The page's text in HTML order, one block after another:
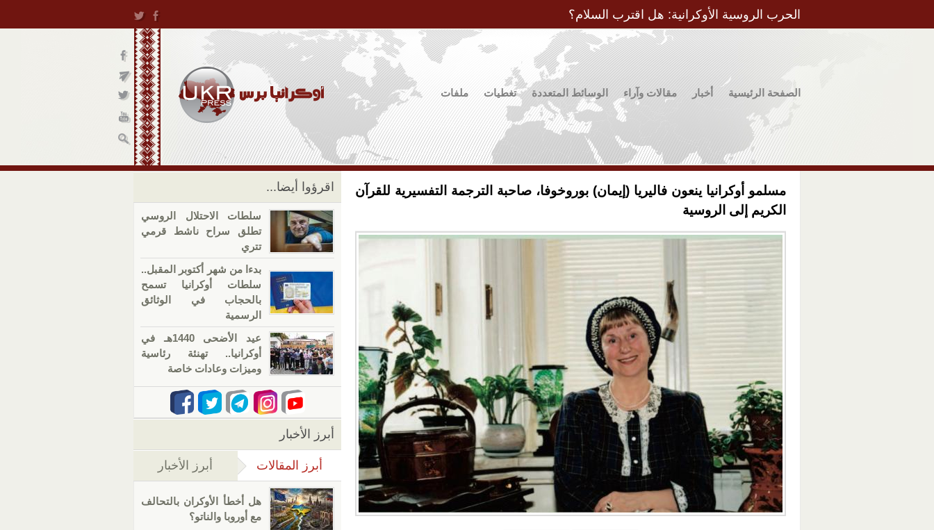
الحرب الروسية الأوكرانية: هل اقترب السلام؟
الصفحة الرئيسية أخبار مقالات وآراء الوسائط المتعددة تغطيات ملفات
مسلمو أوكرانيا ينعون فاليريا (إيمان) بوروخوفا، صاحبة الترجمة التفسيرية للقرآن
الكريم إلى الروسية
اقرؤوا أيضا...
سلطات الاحتلال الروسي
تطلق سراح ناشط قرمي
تتري
بدءا من شهر أكتوبر المقبل..
سلطات أوكرانيا تسمح
بالحجاب في الوثائق
الرسمية
عيد الأضحى 1440هـ في
أوكرانيا.. تهنئة رئاسية
وميزات وعادات خاصة
أبرز الأخبار
أبرز المقالات (علامة التبويب النشطة)
أبرز الأخبار
هل أخطأ الأوكران بالتحالف
مع أوروبا والناتو؟